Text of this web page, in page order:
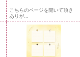
こちらのページを開いて頂き
ありが...